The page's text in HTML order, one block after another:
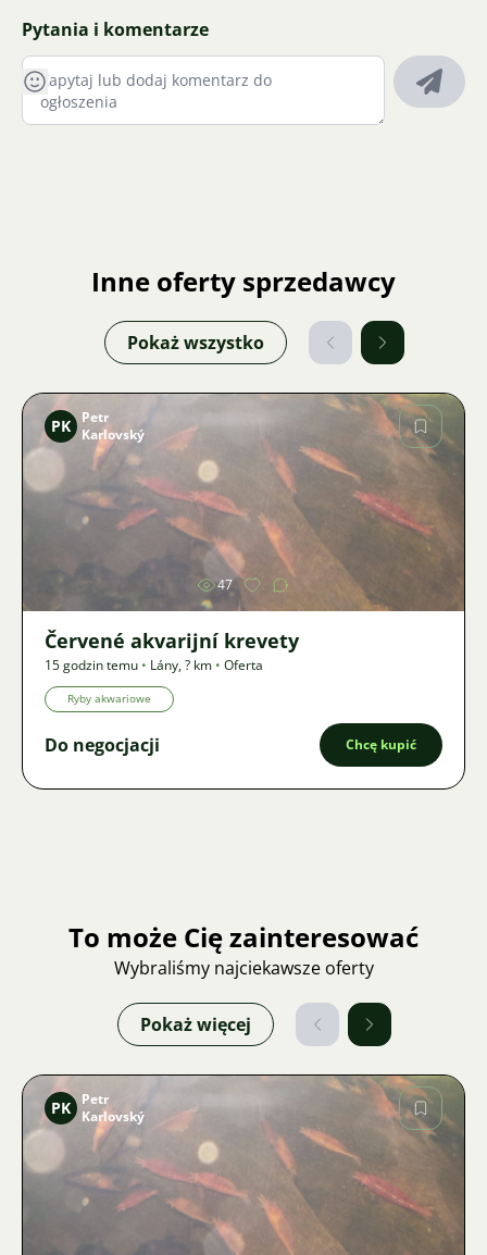
Pytania i komentarze
Inne oferty sprzedawcy
Pokaż wszystko
Zdjęcie
PK
Petr
Karlovský
47
Červené akvarijní krevety
15 godzin temu • Lány,? km • Oferta
Ryby akwariowe
Do negocjacji Chcę kupić
To może Cię zainteresować
Wybraliśmy najciekawsze oferty
Pokaż więcej
Zdjęcie
PK
Petr
Karlovský